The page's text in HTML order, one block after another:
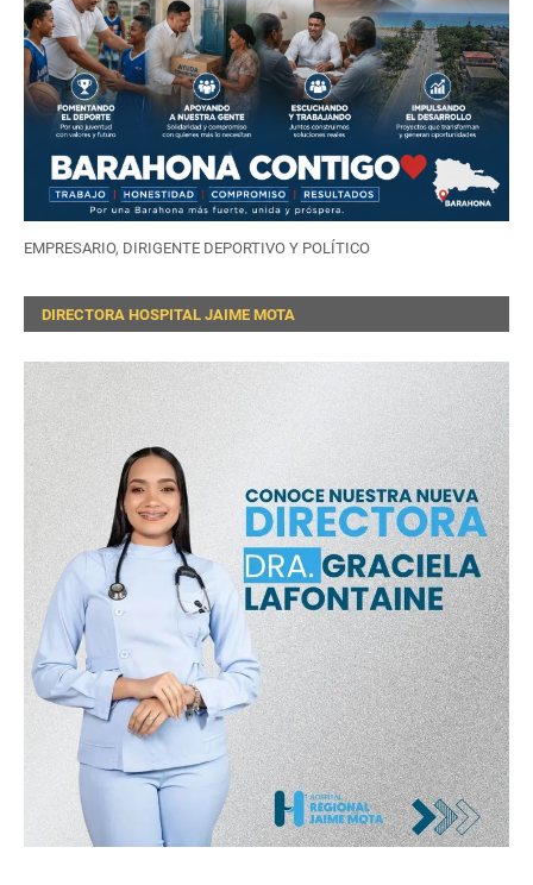
EMPRESARIO, DIRIGENTE DEPORTIVO Y POLÍTICO
DIRECTORA HOSPITAL JAIME MOTA